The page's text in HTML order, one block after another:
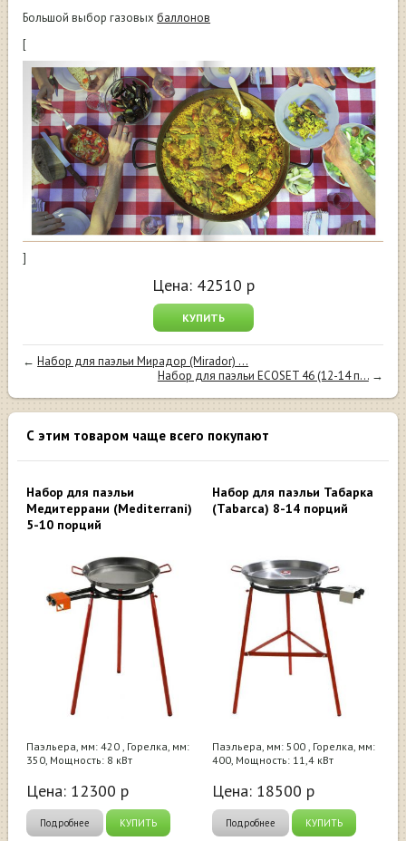
Большой выбор газовыхбаллонов
[
]
Цена: 42510 р
КУПИТЬ
←Набор для паэльи Мирадор (Mirador) ...
Набор для паэльи ECOSET 46 (12-14 п...→
С этим товаром чаще всего покупают
Набор для паэльи
Медитеррани (Mediterrani)
5-10 порций
Паэльера, мм: 420 , Горелка, мм:
350, Мощность: 8 кВт
Цена: 12300 р
Подробнее КУПИТЬ
Набор для паэльи Табарка
(Tabarca) 8-14 порций
Паэльера, мм: 500 , Горелка, мм:
400, Мощность: 11,4 кВт
Цена: 18500 р
Подробнее КУПИТЬ